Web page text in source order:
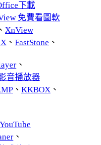
下載
免費看圖軟
、 XnView
、 FastStone 、
、
音播放器
、 KKBOX 、
、